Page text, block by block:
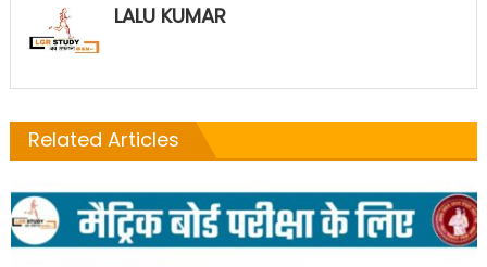
LALU KUMAR
Related Articles